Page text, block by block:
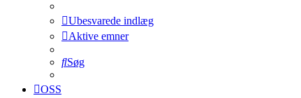
Ubesvarede indlæg
Aktive emner
Søg
OSS